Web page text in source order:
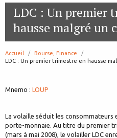
LDC : Un premier
hausse malgré un
Accueil
Bourse, Finance
page:
LDC : Un premier trimestre en hausse
Mnemo : LOUP
La volaille séduit les consommateurs
porte-monnaie. Au titre du premier
(mars à mai 2008), le volailler LDC